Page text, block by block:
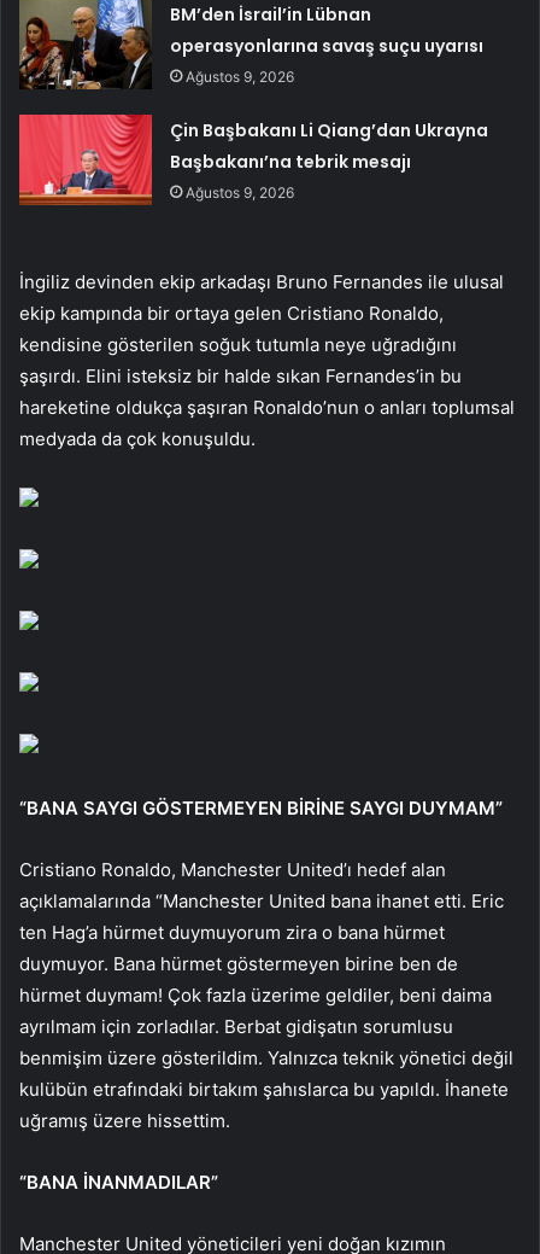
BM’den İsrail’in Lübnan
operasyonlarına savaş suçu uyarısı
Ağustos 9, 2026
Çin Başbakanı Li Qiang’dan Ukrayna
Başbakanı’na tebrik mesajı
Ağustos 9, 2026
İngiliz devinden ekip arkadaşı Bruno Fernandes ile ulusal
ekip kampında bir ortaya gelen Cristiano Ronaldo,
kendisine gösterilen soğuk tutumla neye uğradığını
şaşırdı. Elini isteksiz bir halde sıkan Fernandes’in bu
hareketine oldukça şaşıran Ronaldo’nun o anları toplumsal
medyada da çok konuşuldu.
“BANA SAYGI GÖSTERMEYEN BİRİNE SAYGI DUYMAM”
Cristiano Ronaldo, Manchester United’ı hedef alan
açıklamalarında “Manchester United bana ihanet etti. Eric
ten Hag’a hürmet duymuyorum zira o bana hürmet
duymuyor. Bana hürmet göstermeyen birine ben de
hürmet duymam! Çok fazla üzerime geldiler, beni daima
ayrılmam için zorladılar. Berbat gidişatın sorumlusu
benmişim üzere gösterildim. Yalnızca teknik yönetici değil
kulübün etrafındaki birtakım şahıslarca bu yapıldı. İhanete
uğramış üzere hissettim.
“BANA İNANMADILAR”
Manchester United yöneticileri yeni doğan kızımın